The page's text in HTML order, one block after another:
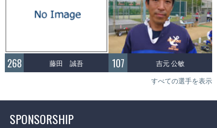
268 藤田 誠吾 107 吉元 公敏
すべての選手を表示
SPONSORSHIP